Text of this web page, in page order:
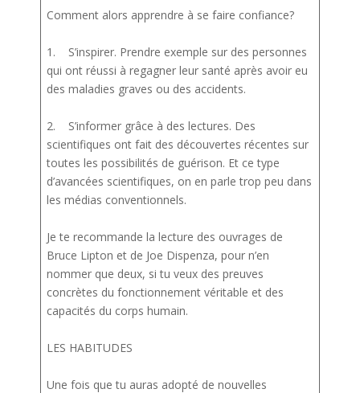
Comment alors apprendre à se faire confiance?
1. S’inspirer. Prendre exemple sur des personnes
qui ont réussi à regagner leur santé après avoir eu
des maladies graves ou des accidents.
2. S’informer grâce à des lectures. Des
scientifiques ont fait des découvertes récentes sur
toutes les possibilités de guérison. Et ce type
d’avancées scientifiques, on en parle trop peu dans
les médias conventionnels.
Je te recommande la lecture des ouvrages de
Bruce Lipton et de Joe Dispenza, pour n’en
nommer que deux, si tu veux des preuves
concrètes du fonctionnement véritable et des
capacités du corps humain.
LES HABITUDES
Une fois que tu auras adopté de nouvelles